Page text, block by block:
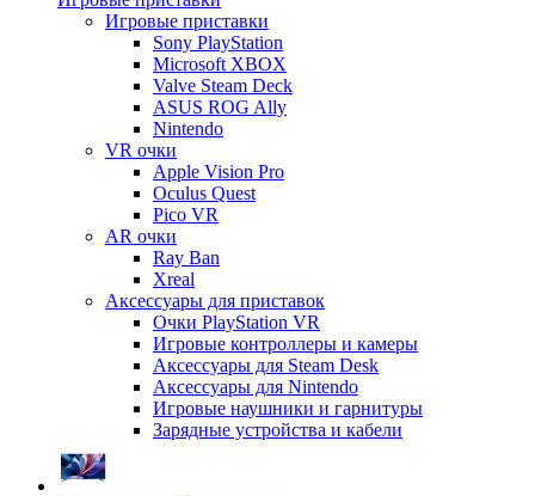
Игровые приставки
Sony PlayStation
Microsoft XBOX
Valve Steam Deck
ASUS ROG Ally
Nintendo
VR очки
Apple Vision Pro
Oculus Quest
Pico VR
AR очки
Ray Ban
Xreal
Аксессуары для приставок
Очки PlayStation VR
Игровые контроллеры и камеры
Аксессуары для Steam Desk
Аксессуары для Nintendo
Игровые наушники и гарнитуры
Зарядные устройства и кабели